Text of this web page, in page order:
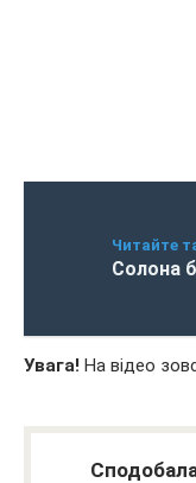
Читайте
Солона
Увага! На відео